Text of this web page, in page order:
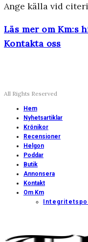
Ange källa vid
Läs mer om Km:s
Kontakta oss
All Rights Reserved
Hem
Nyhetsartiklar
Krönikor
Recensioner
Helgon
Poddar
Butik
Annonsera
Kontakt
Om Km